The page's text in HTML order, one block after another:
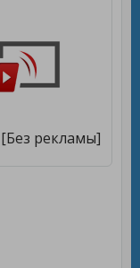
рекламы]